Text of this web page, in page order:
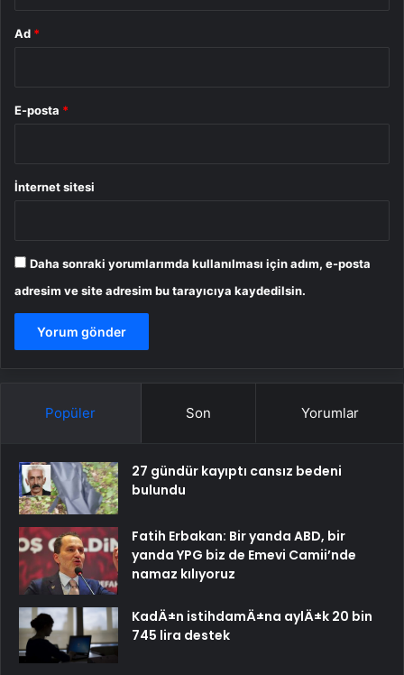
Ad *
E-posta *
İnternet sitesi
Daha sonraki yorumlarımda kullanılması için adım, e-posta
adresim ve site adresim bu tarayıcıya kaydedilsin.
Popüler Son Yorumlar
27 gündür kayıptı cansız bedeni
bulundu
Fatih Erbakan: Bir yanda ABD, bir
yanda YPG biz de Emevi Camii’nde
namaz kılıyoruz
KadÄ±n istihdamÄ±na aylÄ±k 20 bin
745 lira destek